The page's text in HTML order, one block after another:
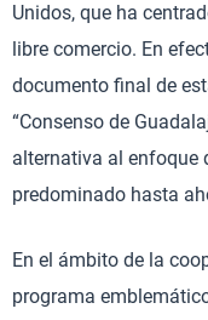
Unidos, que ha
libre comercio. En
documento final de
“Consenso de
alternativa al enfoque
predominado hasta
En el ámbito de la
programa